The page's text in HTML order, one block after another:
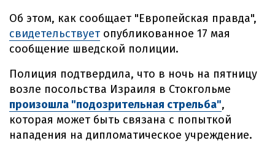
Об этом, как сообщает "Европейская правда",
свидетельствует опубликованное 17 мая
сообщение шведской полиции.
Полиция подтвердила, что в ночь на пятницу
возле посольства Израиля в Стокгольме
произошла "подозрительная стрельба",
которая может быть связана с попыткой
нападения на дипломатическое учреждение.